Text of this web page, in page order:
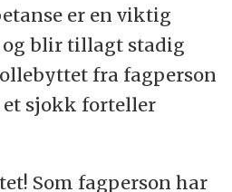
er en viktig
og blir tillagt stadig
fra fagperson
sjokk forteller
Som fagperson har